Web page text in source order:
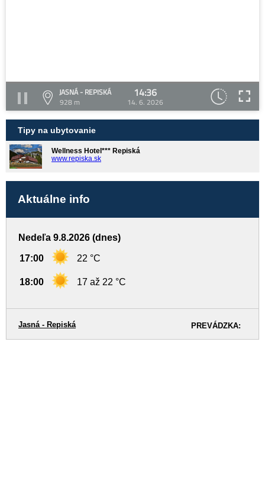
JASNÁ - REPISKÁ
928 m
14:36
14. 6. 2026
Tipy na ubytovanie
Wellness Hotel*** Repiská
www.repiska.sk
Aktuálne info
Nedeľa 9.8.2026 (dnes)
17:00 22 °C
18:00 17 až 22 °C
PREVÁDZKA:
Jasná - Repiská